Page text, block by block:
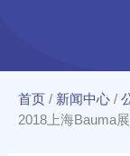
首页 / 新闻中心 /
2018上海Bauma展